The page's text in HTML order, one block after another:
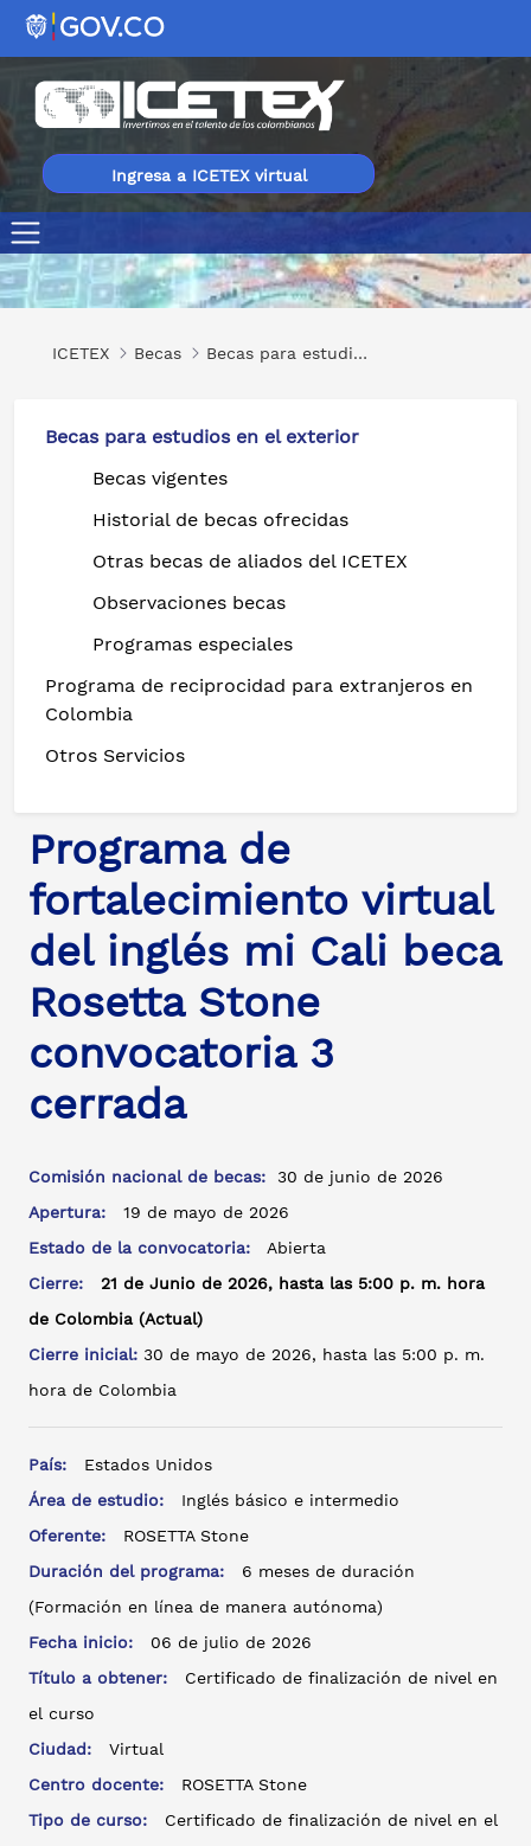
Ingresa a ICETEX virtual
Programa de fortalecimiento virtual del inglés mi Cali
ICETEX Becas Becas para estudios en el exterior
Becas para estudios en el exterior
Becas vigentes
Historial de becas ofrecidas
Otras becas de aliados del ICETEX
Observaciones becas
Programas especiales
Programa de reciprocidad para extranjeros en
Colombia
Otros Servicios
Programa de
fortalecimiento virtual
del inglés mi Cali beca
Rosetta Stone
convocatoria 3
cerrada
Comisión nacional de becas: 30 de junio de 2026
Apertura:
19 de mayo de 2026
Estado de la convocatoria:
Abierta
Cierre:
21 de Junio de 2026, hasta las 5:00 p. m. hora
de Colombia (Actual)
Cierre inicial: 30 de mayo de 2026, hasta las 5:00 p. m.
hora de Colombia
País:
Estados Unidos
Área de estudio:
Inglés básico e intermedio
Oferente:
ROSETTA Stone
Duración del programa:
6 meses de duración
(Formación en línea de manera autónoma)
Fecha inicio:
06 de julio de 2026
Título a obtener:
Certificado de finalización de nivel en
el curso
Ciudad:
Virtual
Centro docente:
ROSETTA Stone
Tipo de curso:
Certificado de finalización de nivel en el